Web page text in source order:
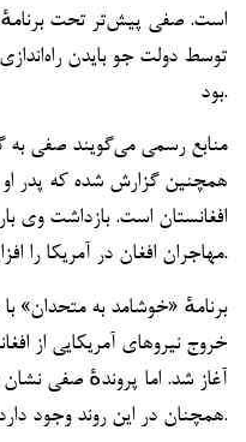
است. صفی پیش‌تر تحت برنامهٔ
توسط دولت جو بایدن
بود.
منابع رسمی می‌گویند صفی
همچنین گزارش شده که پدر او
افغانستان است. بازداشت وی
مهاجران افغان در آمریکا را افزایش داده است.
برنامهٔ «خوشامد به متحدان»
خروج نیروهای آمریکایی از
آغاز شد. اما پروندهٔ صفی
همچنان در این روند وجود دارد.